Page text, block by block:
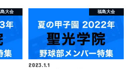
大会 福島大会
2023.1.1